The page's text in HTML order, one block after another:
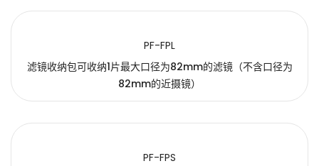
PF-FPL
滤镜收纳包可收纳1片最大口径为82mm的滤镜（不含口径为
82mm的近摄镜）
PF-FPS